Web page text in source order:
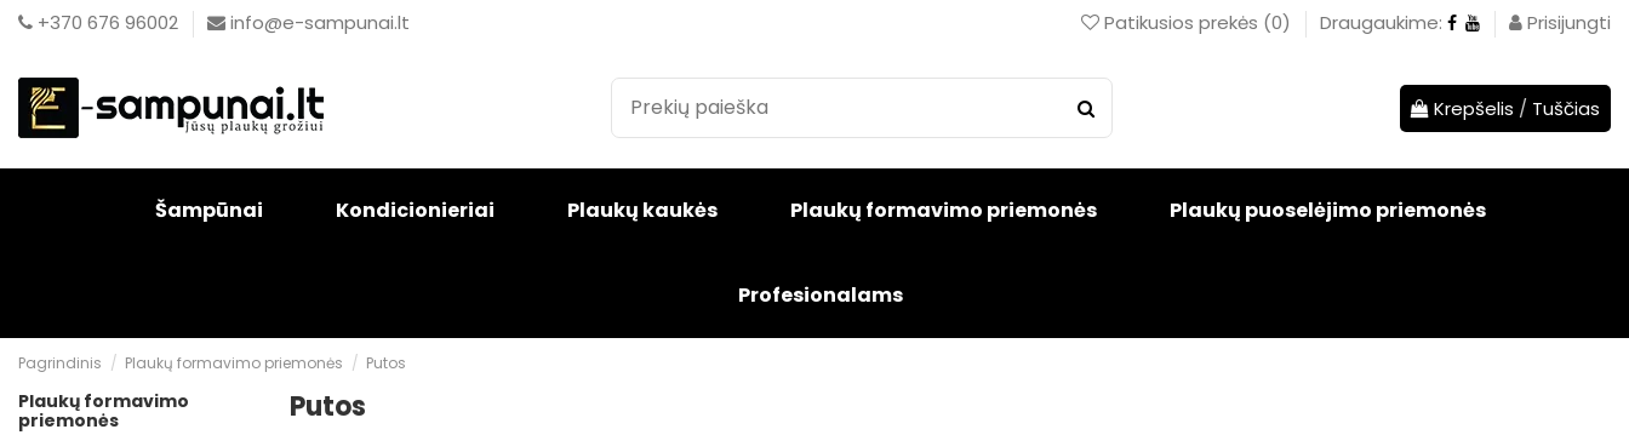
+370 676 96002 info@e-sampunai.lt Patikusios prekės (0) Draugaukime: Prisijungti
Krepšelis / Tuščias
Šampūnai Kondicionieriai Plaukų kaukės Plaukų formavimo priemonės Plaukų puoselėjimo priemonės
Profesionalams
Pagrindinis Plaukų formavimo priemonės Putos
Putos
Plaukų formavimo
priemonės